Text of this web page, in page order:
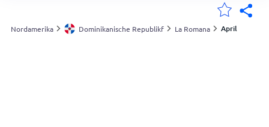
Deutschland
Nordamerika Dominikanische Republikf La Romana April